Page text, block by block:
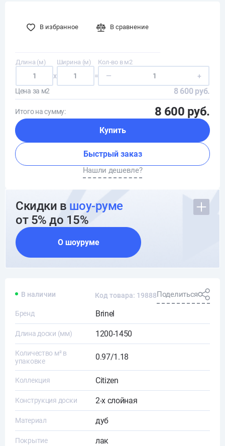
В избранное В сравнение
Длина (м)
x
Ширина (м)
=
Кол-во в м2
—
+
Цена за м2
8 600 руб.
Итого на сумму: 8 600 руб.
Купить
Быстрый заказ
Нашли дешевле?
Скидки в шоу-руме
от 5% до 15%
О шоуруме
В наличии Код товара: 19888Поделиться
Бренд Brinel
Длина доски (мм) 1200-1450
Количество м² в
упаковке
0.97/1.18
Коллекция Citizen
Конструкция доски 2-х слойная
Материал дуб
Покрытие лак